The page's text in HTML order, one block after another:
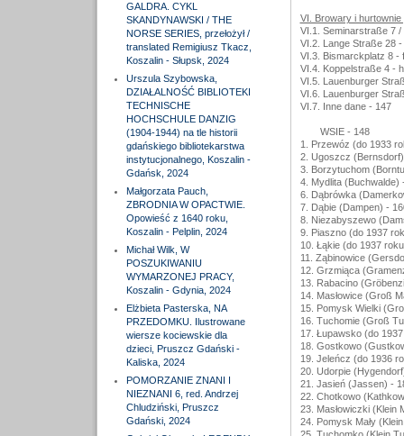
GALDRA. CYKL
SKANDYNAWSKI / THE
NORSE SERIES, przełożył /
translated Remigiusz Tkacz,
Koszalin - Słupsk, 2024
Urszula Szybowska,
DZIAŁALNOŚĆ BIBLIOTEKI
TECHNISCHE
HOCHSCHULE DANZIG
(1904-1944) na tle historii
gdańskiego bibliotekarstwa
instytucjonalnego, Koszalin -
Gdańsk, 2024
Małgorzata Pauch,
ZBRODNIA W OPACTWIE.
Opowieść z 1640 roku,
Koszalin - Pelplin, 2024
Michał Wilk, W
POSZUKIWANIU
WYMARZONEJ PRACY,
Koszalin - Gdynia, 2024
Elżbieta Pasterska, NA
PRZEDOMKU. Ilustrowane
wiersze kociewskie dla
dzieci, Pruszcz Gdański -
Kaliska, 2024
POMORZANIE ZNANI I
NIEZNANI 6, red. Andrzej
Chludziński, Pruszcz
Gdański, 2024
VI. Browary i hurtownie
VI.1. Seminarstraße 7
VI.2. Lange Straße 28
VI.3. Bismarckplatz 8 -
VI.4. Koppelstraße 4 -
VI.5. Lauenburger
VI.6. Lauenburger
VI.7. Inne dane - 147
WSIE - 148
1. Przewóz (do 1933
2. Ugoszcz
3. Borzytuchom
4. Mydlita (Buchwalde)
6. Dąbrówka
7. Dąbie (Dampen) -
8. Niezabyszewo
9. Piaszno (do 1937
10. Łąkie (do 1937
11. Ząbinowice
12. Grzmiąca
13. Rabacino
14. Masłowice (Groß
15. Pomysk Wielki
16. Tuchomie (Groß
17. Łupawsko (do
18. Gostkowo
19. Jeleńcz (do 1936
20. Udorpie
21. Jasień (Jassen) -
22. Chotkowo
23. Masłowiczki (Klein
24. Pomysk Mały